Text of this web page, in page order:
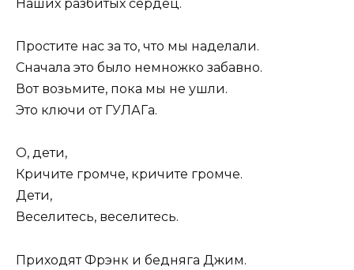
Наших разбитых сердец.
Простите нас за то, что мы наделали.
Сначала это было немножко забавно.
Вот возьмите, пока мы не ушли.
Это ключи от ГУЛАГа.
О, дети,
Кричите громче, кричите громче.
Дети,
Веселитесь, веселитесь.
Приходят Фрэнк и бедняга Джим.